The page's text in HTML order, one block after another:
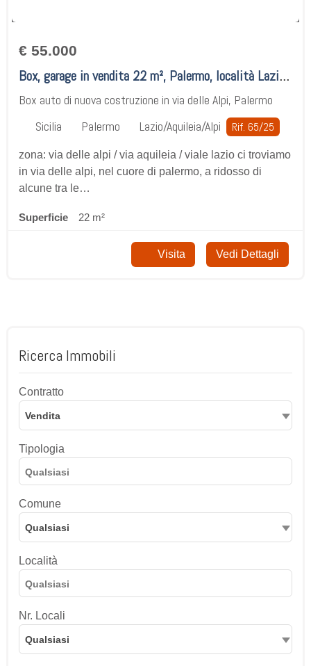
€ 55.000
Box, garage in vendita 22 m², Palermo, località Lazio/Aquileia/Alpi
Box auto di nuova costruzione in via delle Alpi, Palermo
Sicilia
Palermo Lazio/Aquileia/Alpi Rif. 65/25
zona: via delle alpi / via aquileia / viale lazio ci troviamo
in via delle alpi, nel cuore di palermo, a ridosso di
alcune tra le…
Superficie 22 m²
Visita Vedi Dettagli
Ricerca Immobili
Contratto
Vendita
Tipologia
Comune
Qualsiasi
Località
Nr. Locali
Qualsiasi